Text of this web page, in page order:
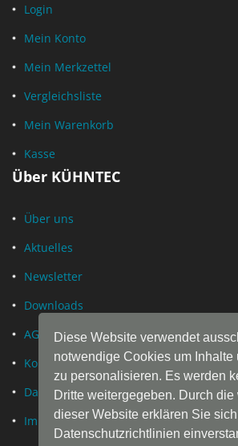
Diese Website verwendet
notwendige Cookies um Inhalte
zu personalisieren. Es werden
Dritte weitergegeben. Durch
dieser Website erklären Sie
Datenschutzrichtlinien
Login
Mein Konto
Mein Merkzettel
Vergleichsliste
Mein Warenkorb
Kasse
Über KÜHNTEC
Über uns
Aktuelles
Newsletter
Downloads
AGB
Kontakt
Datenschutz
Impressum